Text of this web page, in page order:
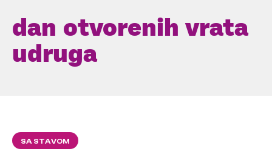
dan otvorenih vrata
udruga
SA STAVOM